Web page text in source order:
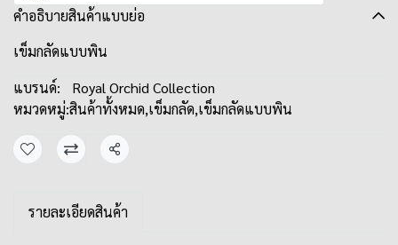
คำอธิบายสินค้าแบบย่อ
เข็มกลัดแบบพิน
แบรนด์:
Royal Orchid Collection
หมวดหมู่:สินค้าทั้งหมด,เข็มกลัด,เข็มกลัดแบบพิน
แชร์
รายละเอียดสินค้า